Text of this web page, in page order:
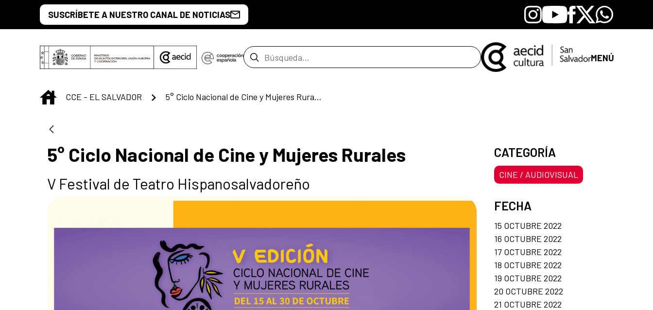
Saltar al contenido principal
SUSCRÍBETE A NUESTRO CANAL DE NOTICIAS Instagram
YoutubeFacebook
X Whatsapp
Barra de búsqueda MENÚ
INICIO
CCE - EL SALVADOR 5° Ciclo Nacional de Cine y Mujeres Rurales
5° Ciclo Nacional de Cine y Mujeres Rurales
V Festival de Teatro Hispanosalvadoreño
CATEGORÍA
CINE / AUDIOVISUAL
FECHA
15 OCTUBRE 2022
16 OCTUBRE 2022
17 OCTUBRE 2022
18 OCTUBRE 2022
19 OCTUBRE 2022
20 OCTUBRE 2022
21 OCTUBRE 2022